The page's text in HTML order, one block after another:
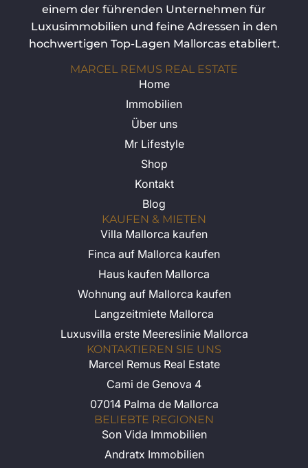
einem der führenden Unternehmen für
Luxusimmobilien und feine Adressen in den
hochwertigen Top-Lagen Mallorcas etabliert.
MARCEL REMUS REAL ESTATE
Home
Immobilien
Über uns
Mr Lifestyle
Shop
Kontakt
Blog
KAUFEN & MIETEN
Villa Mallorca kaufen
Finca auf Mallorca kaufen
Haus kaufen Mallorca
Wohnung auf Mallorca kaufen
Langzeitmiete Mallorca
Luxusvilla erste Meereslinie Mallorca
KONTAKTIEREN SIE UNS
Marcel Remus Real Estate
Cami de Genova 4
07014 Palma de Mallorca
BELIEBTE REGIONEN
Son Vida Immobilien
Andratx Immobilien